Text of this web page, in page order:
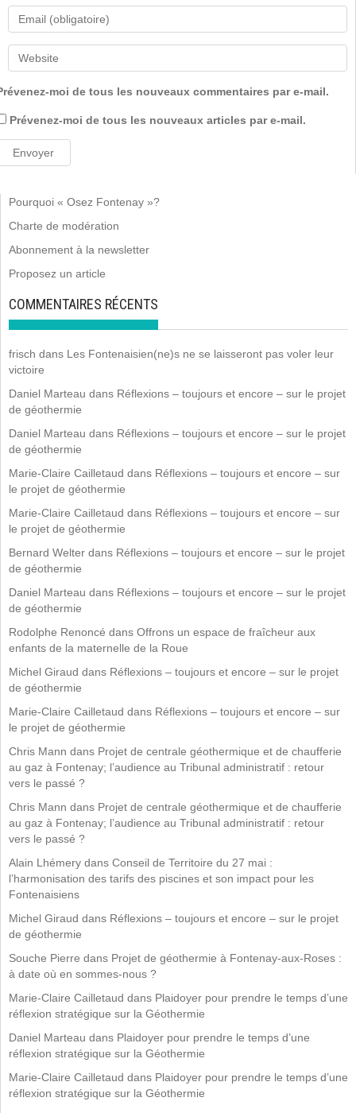
moi de tous les nouveaux commentaires par e-mail.
Prévenez-moi de tous les nouveaux articles par e-mail.
Pourquoi « Osez Fontenay »?
Charte de modération
Abonnement à la newsletter
Proposez un article
COMMENTAIRES RÉCENTS
frisch dans Les Fontenaisien(ne)s ne se laisseront pas voler leur
victoire
Daniel Marteau dans Réflexions – toujours et encore – sur le projet
de géothermie
Daniel Marteau dans Réflexions – toujours et encore – sur le projet
de géothermie
Marie-Claire Cailletaud dans Réflexions – toujours et encore – sur
le projet de géothermie
Marie-Claire Cailletaud dans Réflexions – toujours et encore – sur
le projet de géothermie
Bernard Welter dans Réflexions – toujours et encore – sur le projet
de géothermie
Daniel Marteau dans Réflexions – toujours et encore – sur le projet
de géothermie
Rodolphe Renoncé dans Offrons un espace de fraîcheur aux
enfants de la maternelle de la Roue
Michel Giraud dans Réflexions – toujours et encore – sur le projet
de géothermie
Marie-Claire Cailletaud dans Réflexions – toujours et encore – sur
le projet de géothermie
Chris Mann dans Projet de centrale géothermique et de chaufferie
au gaz à Fontenay; l’audience au Tribunal administratif : retour
vers le passé ?
Chris Mann dans Projet de centrale géothermique et de chaufferie
au gaz à Fontenay; l’audience au Tribunal administratif : retour
vers le passé ?
Alain Lhémery dans Conseil de Territoire du 27 mai :
l’harmonisation des tarifs des piscines et son impact pour les
Fontenaisiens
Michel Giraud dans Réflexions – toujours et encore – sur le projet
de géothermie
Souche Pierre dans Projet de géothermie à Fontenay-aux-Roses :
à date où en sommes-nous ?
Marie-Claire Cailletaud dans Plaidoyer pour prendre le temps d’une
réflexion stratégique sur la Géothermie
Daniel Marteau dans Plaidoyer pour prendre le temps d’une
réflexion stratégique sur la Géothermie
Marie-Claire Cailletaud dans Plaidoyer pour prendre le temps d’une
réflexion stratégique sur la Géothermie